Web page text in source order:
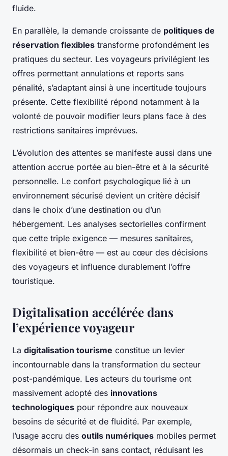
fluide.
En parallèle, la demande croissante de politiques de
réservation flexibles transforme profondément les
pratiques du secteur. Les voyageurs privilégient les
offres permettant annulations et reports sans
pénalité, s’adaptant ainsi à une incertitude toujours
présente. Cette flexibilité répond notamment à la
volonté de pouvoir modifier leurs plans face à des
restrictions sanitaires imprévues.
L’évolution des attentes se manifeste aussi dans une
attention accrue portée au bien-être et à la sécurité
personnelle. Le confort psychologique lié à un
environnement sécurisé devient un critère décisif
dans le choix d’une destination ou d’un
hébergement. Les analyses sectorielles confirment
que cette triple exigence — mesures sanitaires,
flexibilité et bien-être — est au cœur des décisions
des voyageurs et influence durablement l’offre
touristique.
Digitalisation accélérée dans
l’expérience voyageur
La digitalisation tourisme constitue un levier
incontournable dans la transformation du secteur
post-pandémique. Les acteurs du tourisme ont
massivement adopté des innovations
technologiques pour répondre aux nouveaux
besoins de sécurité et de fluidité. Par exemple,
l’usage accru des outils numériques mobiles permet
désormais un check-in sans contact, réduisant les